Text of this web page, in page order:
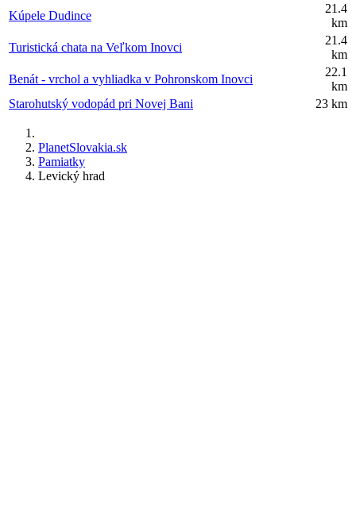
Kúpele Dudince
21.4
km
Turistická chata na Veľkom Inovci
21.4
km
Benát - vrchol a vyhliadka v Pohronskom Inovci
22.1
km
Starohutský vodopád pri Novej Bani
23 km
PlanetSlovakia.sk
Pamiatky
Levický hrad